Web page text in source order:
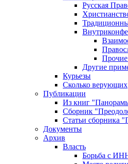
Русская
Другие
Курьезы
Сколько верующих
Публикации
Из книг
Сборник
Статьи сборника
Документы
Архив
Власть
Борьба с